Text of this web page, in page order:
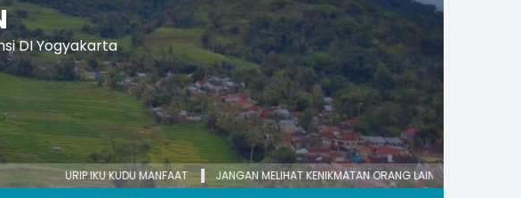
DI Yogyakarta
URIP IKU KUDU MANFAAT JANGAN MELIHAT KENIKMATAN ORANG LAIN KECEMASAN YANG